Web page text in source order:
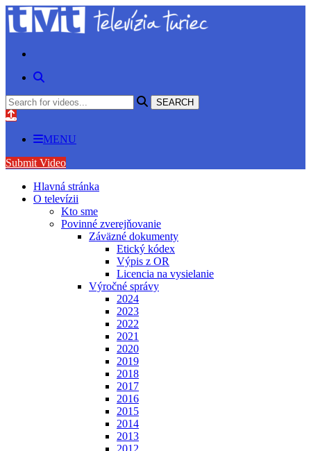
MENU
Submit Video
Hlavná stránka
O televízii
Kto sme
Povinné zverejňovanie
Záväzné dokumenty
Etický kódex
Výpis z OR
Licencia na vysielanie
Výročné správy
2024
2023
2022
2021
2020
2019
2018
2017
2016
2015
2014
2013
2012